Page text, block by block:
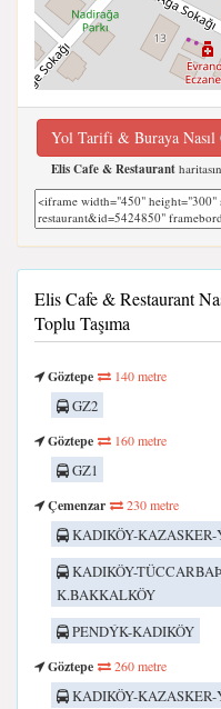
Yol Tarifi & Buraya Nasıl
Elis Cafe & Restaurant
Elis Cafe & Restaurant
Toplu Taşıma
Göztepe 140 metre
GZ2
Göztepe
160 metre
GZ1
Çemenzar
230 metre
KADIKÖY-
KADIKÖY-
K.BAKKALKÖY
PENDÝK-KADIKÖY
Göztepe
260 metre
KADIKÖY-